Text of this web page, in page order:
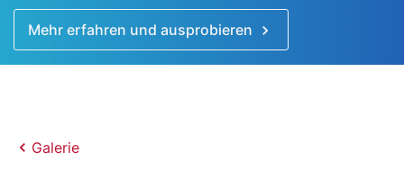
Mehr erfahren und ausprobieren
Galerie